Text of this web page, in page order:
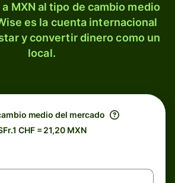
MXN al tipo de cambio medio
es la cuenta internacional
y convertir dinero como un
local.
medio del mercado
CHF = 21,20 MXN